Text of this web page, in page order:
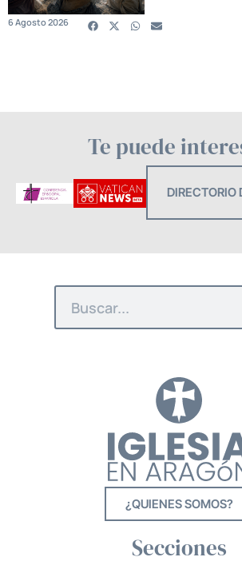
6 Agosto 2026
Te puede
DIRECTORIO
¿QUIENES SOMOS?
Secciones